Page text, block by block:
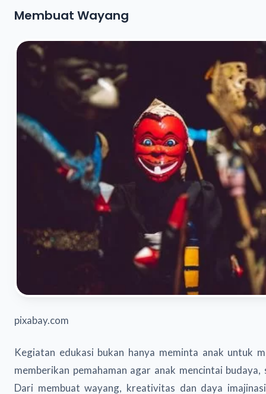
Membuat Wayang
pixabay.com
Kegiatan edukasi bukan hanya meminta anak untuk
memberikan pemahaman agar anak mencintai
Dari membuat wayang, kreativitas dan daya